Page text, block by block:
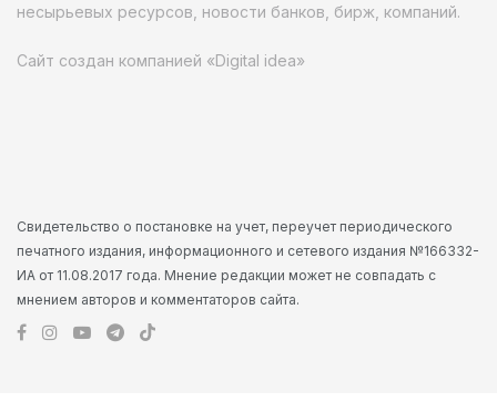
несырьевых ресурсов, новости банков, бирж, компаний.
Сайт создан компанией «Digital idea»
Свидетельство о постановке на учет, переучет периодического
печатного издания, информационного и сетевого издания №166332-
ИА от 11.08.2017 года. Мнение редакции может не совпадать с
мнением авторов и комментаторов сайта.